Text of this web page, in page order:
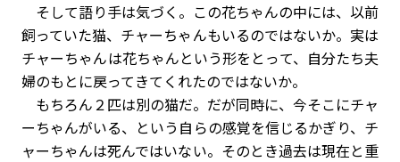
そして語り手は気づく。この花ちゃんの中には、以前
飼っていた猫、チャーちゃんもいるのではないか。実は
チャーちゃんは花ちゃんという形をとって、自分たち夫
婦のもとに戻ってきてくれたのではないか。
もちろん２匹は別の猫だ。だが同時に、今そこにチャ
ーちゃんがいる、という自らの感覚を信じるかぎり、チ
ャーちゃんは死んではいない。そのとき過去は現在と重